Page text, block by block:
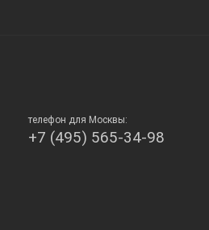
телефон для Москвы:
+7 (495) 565-34-98